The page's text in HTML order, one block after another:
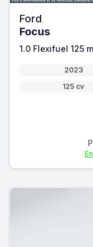
Ford
Focus
1.0 Flexifuel 125
2023
125 cv